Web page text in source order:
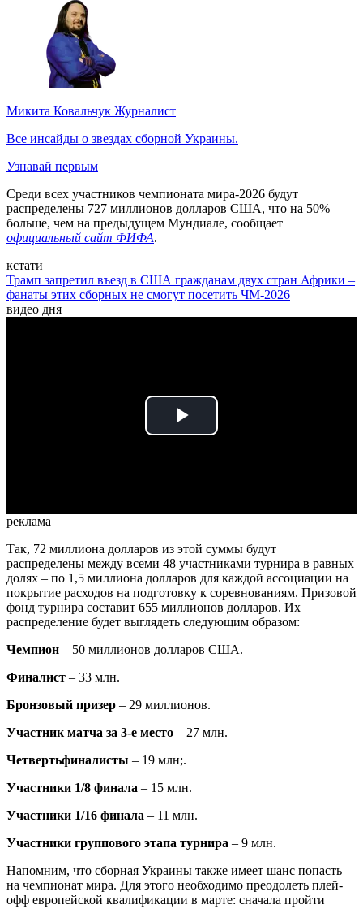
Микита Ковальчук Журналист
Все инсайды о звездах сборной Украины.
Узнавай первым
Среди всех участников чемпионата мира-2026 будут
распределены 727 миллионов долларов США, что на 50%
больше, чем на предыдущем Мундиале, сообщает
официальный сайт ФИФА.
кстати
Трамп запретил въезд в США гражданам двух стран Африки –
фанаты этих сборных не смогут посетить ЧМ-2026
видео дня
Play
реклама
Так, 72 миллиона долларов из этой суммы будут
распределены между всеми 48 участниками турнира в равных
долях – по 1,5 миллиона долларов для каждой ассоциации на
покрытие расходов на подготовку к соревнованиям. Призовой
фонд турнира составит 655 миллионов долларов. Их
распределение будет выглядеть следующим образом:
Чемпион – 50 миллионов долларов США.
Финалист – 33 млн.
Бронзовый призер – 29 миллионов.
Участник матча за 3-е место – 27 млн.
Четвертьфиналисты – 19 млн;.
Участники 1/8 финала – 15 млн.
Участники 1/16 финала – 11 млн.
Участники группового этапа турнира – 9 млн.
Напомним, что сборная Украины также имеет шанс попасть
на чемпионат мира. Для этого необходимо преодолеть плей-
офф европейской квалификации в марте: сначала пройти